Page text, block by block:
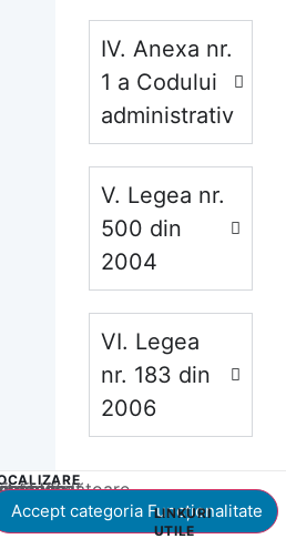
IV. Anexa nr.
1 a Codului
administrativ
V. Legea nr.
500 din
2004
VI. Legea
nr. 183 din
2006
corespunzătoare de cookie-uri.
Accept categoria Funcționalitate
LINKURI
UTILE